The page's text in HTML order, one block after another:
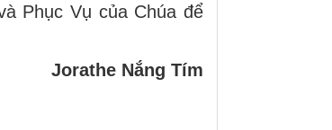
Phục Vụ của Chúa để
Jorathe Nắng Tím